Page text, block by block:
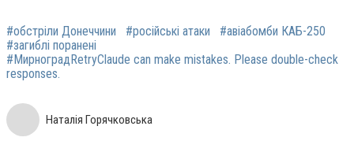
#обстріли Донеччини #російські атаки
#авіабомби КАБ-250
#загиблі поранені
#МирноградRetryClaude can make mistakes. Please double-check
responses.
Наталія Горячковська